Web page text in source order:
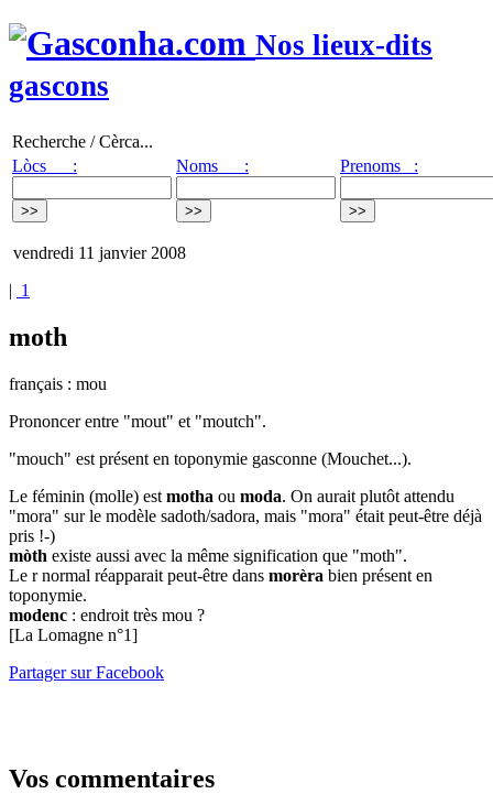
Nos lieux-dits
gascons
Recherche / Cèrca...
Lòcs :
Noms : Prenoms :
vendredi 11 janvier 2008
| 1
moth
français : mou
Prononcer entre "mout" et "moutch".
"mouch" est présent en toponymie gasconne (Mouchet...).
Le féminin (molle) est motha ou moda. On aurait plutôt attendu
"mora" sur le modèle sadoth/sadora, mais "mora" était peut-être déjà
pris !-)
mòth existe aussi avec la même signification que "moth".
Le r normal réapparait peut-être dans morèra bien présent en
toponymie.
modenc : endroit très mou ?
[La Lomagne n°1]
Partager sur Facebook
Vos commentaires